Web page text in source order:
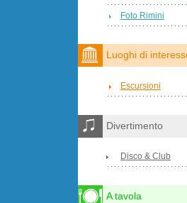
Foto Rimini
Luoghi di
Escursioni
Divertimento
Disco & Club
A tavola